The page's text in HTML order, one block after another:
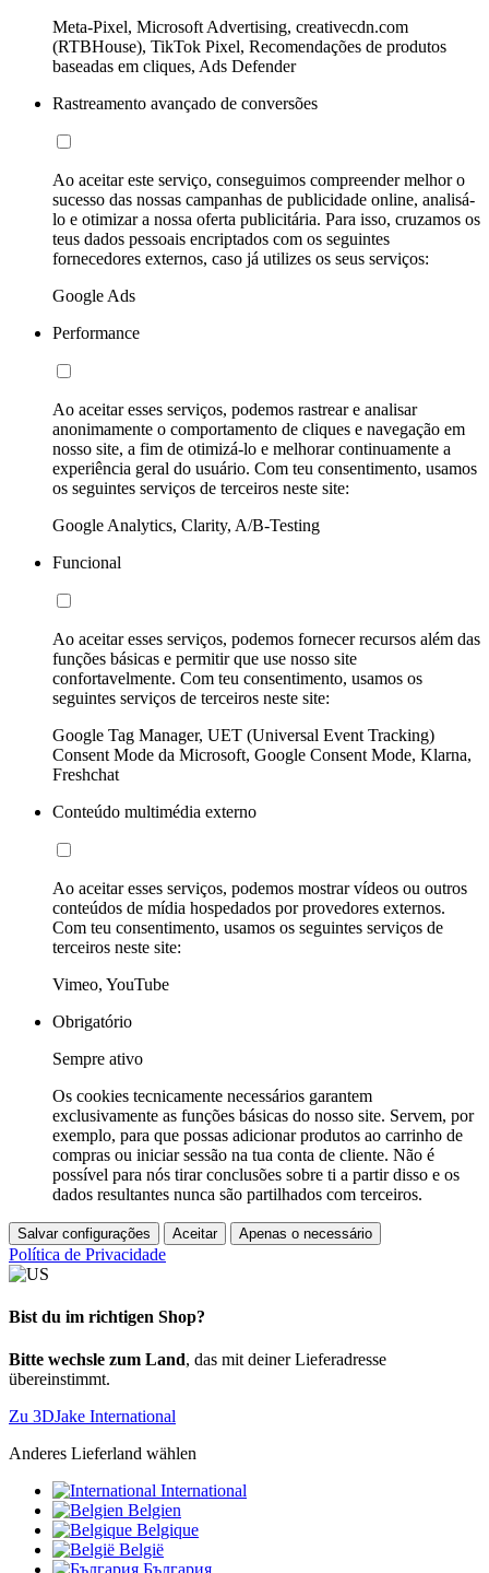
Meta-Pixel, Microsoft Advertising, creativecdn.com
(RTBHouse), TikTok Pixel, Recomendações de produtos
baseadas em cliques, Ads Defender
Rastreamento avançado de conversões
Ao aceitar este serviço, conseguimos compreender melhor o
sucesso das nossas campanhas de publicidade online, analisá-
lo e otimizar a nossa oferta publicitária. Para isso, cruzamos os
teus dados pessoais encriptados com os seguintes
fornecedores externos, caso já utilizes os seus serviços:
Google Ads
Performance
Ao aceitar esses serviços, podemos rastrear e analisar
anonimamente o comportamento de cliques e navegação em
nosso site, a fim de otimizá-lo e melhorar continuamente a
experiência geral do usuário. Com teu consentimento, usamos
os seguintes serviços de terceiros neste site:
Google Analytics, Clarity, A/B-Testing
Funcional
Ao aceitar esses serviços, podemos fornecer recursos além das
funções básicas e permitir que use nosso site
confortavelmente. Com teu consentimento, usamos os
seguintes serviços de terceiros neste site:
Google Tag Manager, UET (Universal Event Tracking)
Consent Mode da Microsoft, Google Consent Mode, Klarna,
Freshchat
Conteúdo multimédia externo
Ao aceitar esses serviços, podemos mostrar vídeos ou outros
conteúdos de mídia hospedados por provedores externos.
Com teu consentimento, usamos os seguintes serviços de
terceiros neste site:
Vimeo, YouTube
Obrigatório
Sempre ativo
Os cookies tecnicamente necessários garantem
exclusivamente as funções básicas do nosso site. Servem, por
exemplo, para que possas adicionar produtos ao carrinho de
compras ou iniciar sessão na tua conta de cliente. Não é
possível para nós tirar conclusões sobre ti a partir disso e os
dados resultantes nunca são partilhados com terceiros.
Salvar configurações Aceitar Apenas o necessário
Política de Privacidade
Bist du im richtigen Shop?
Bitte wechsle zum Land, das mit deiner Lieferadresse
übereinstimmt.
Zu 3DJake International
Anderes Lieferland wählen
International
Belgien
Belgique
België